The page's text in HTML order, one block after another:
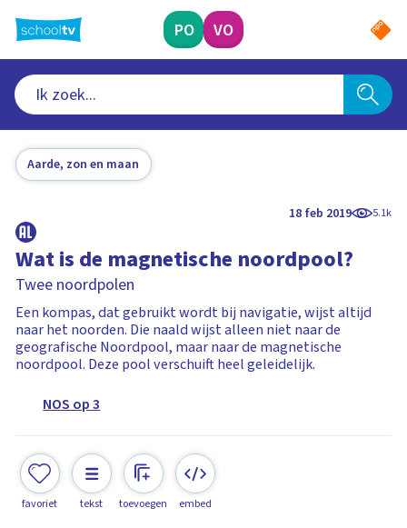
naar
hoofdinhoud
PO VO
Aarde, zon en maan
18 feb 2019 5.1k
Wat is de magnetische noordpool?
Twee noordpolen
Een kompas, dat gebruikt wordt bij navigatie, wijst altijd
naar het noorden. Die naald wijst alleen niet naar de
geografische Noordpool, maar naar de magnetische
noordpool. Deze pool verschuift heel geleidelijk.
NOS op 3
favoriet tekst toevoegen embed